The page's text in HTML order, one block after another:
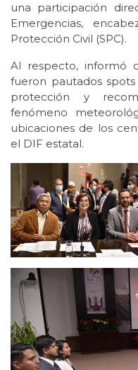
una participación
Emergencias,
Protección Civil (SPC).
Al respecto, informó
fueron pautados
protección y
fenómeno
ubicaciones de los
el DIF estatal.